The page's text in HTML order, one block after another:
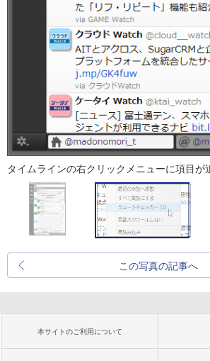
タイムラインの右クリックメニューに項目が
この写真の記事へ
本サイトのご利用について